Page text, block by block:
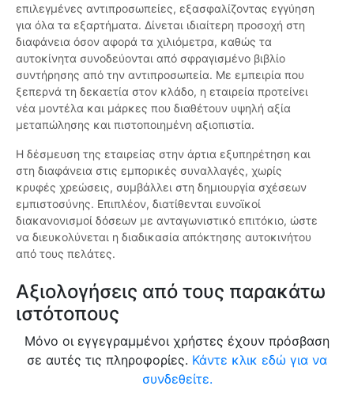
επιλεγμένες αντιπροσωπείες, εξασφαλίζοντας εγγύηση
για όλα τα εξαρτήματα. Δίνεται ιδιαίτερη προσοχή στη
διαφάνεια όσον αφορά τα χιλιόμετρα, καθώς τα
αυτοκίνητα συνοδεύονται από σφραγισμένο βιβλίο
συντήρησης από την αντιπροσωπεία. Με εμπειρία που
ξεπερνά τη δεκαετία στον κλάδο, η εταιρεία προτείνει
νέα μοντέλα και μάρκες που διαθέτουν υψηλή αξία
μεταπώλησης και πιστοποιημένη αξιοπιστία.
Η δέσμευση της εταιρείας στην άρτια εξυπηρέτηση και
στη διαφάνεια στις εμπορικές συναλλαγές, χωρίς
κρυφές χρεώσεις, συμβάλλει στη δημιουργία σχέσεων
εμπιστοσύνης. Επιπλέον, διατίθενται ευνοϊκοί
διακανονισμοί δόσεων με ανταγωνιστικό επιτόκιο, ώστε
να διευκολύνεται η διαδικασία απόκτησης αυτοκινήτου
από τους πελάτες.
Αξιολογήσεις από τους παρακάτω
ιστότοπους
Μόνο οι εγγεγραμμένοι χρήστες έχουν πρόσβαση
σε αυτές τις πληροφορίες. Κάντε κλικ εδώ για να
συνδεθείτε.